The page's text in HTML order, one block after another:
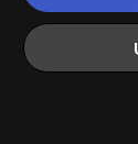
Dobre historie
odc. 44 –
Trzech Króli
Twoje dane
Ciebie naszych
„Portalem”, w